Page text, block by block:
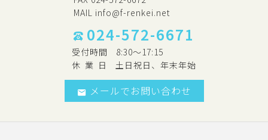
MAIL info@f-renkei.net
024-572-6671
受付時間
8:30～17:15
休 業 日 土日祝日、年末年始
メールでお問い合わせ